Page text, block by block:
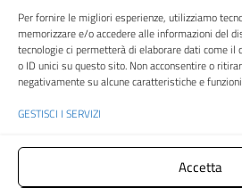
Per fornire le migliori esperienze, utilizziamo
memorizzare e/o accedere alle informazioni del
tecnologie ci permetterà di elaborare dati come il
o ID unici su questo sito. Non acconsentire o
negativamente su alcune caratteristiche e
GESTISCI I SERVIZI
Accetta
Posta elettronica certificata (PEC):
Codice fiscale: 95002390169
Codice meccanografico:BGIS00900B
Codice unico di fatturazione (CUF): UFMHLX
Spazio web concesso in uso gratuito da